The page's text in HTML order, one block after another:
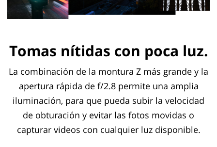
Tomas nítidas con poca luz.
La combinación de la montura Z más grande y la
apertura rápida de f/2.8 permite una amplia
iluminación, para que pueda subir la velocidad
de obturación y evitar las fotos movidas o
capturar videos con cualquier luz disponible.